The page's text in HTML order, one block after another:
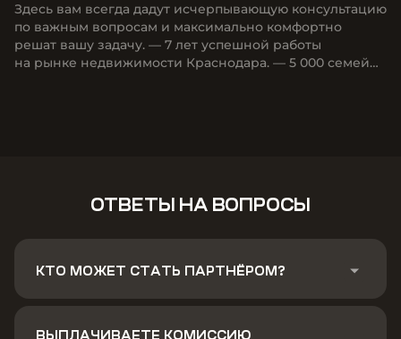
Здесь вам всегда дадут исчерпывающую консультацию
по важным вопросам и максимально комфортно
решат вашу задачу. — 7 лет успешной работы
на рынке недвижимости Краснодара. — 5 000 семей
ОТВЕТЫ НА ВОПРОСЫ
КТО МОЖЕТ СТАТЬ ПАРТНЁРОМ?
ВЫПЛАЧИВАЕТЕ КОМИССИЮ